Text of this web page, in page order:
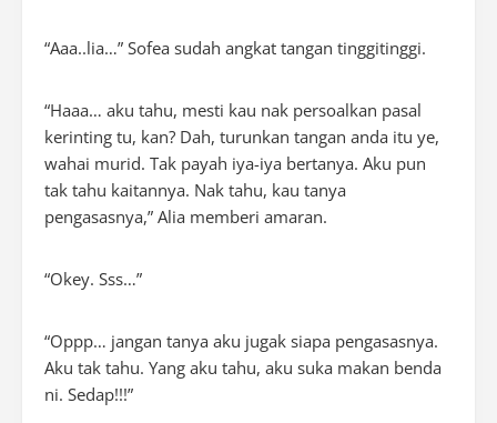
“Aaa..lia…” Sofea sudah angkat tangan tinggitinggi.
“Haaa… aku tahu, mesti kau nak persoalkan pasal
kerinting tu, kan? Dah, turunkan tangan anda itu ye,
wahai murid. Tak payah iya-iya bertanya. Aku pun
tak tahu kaitannya. Nak tahu, kau tanya
pengasasnya,” Alia memberi amaran.
“Okey. Sss…”
“Oppp… jangan tanya aku jugak siapa pengasasnya.
Aku tak tahu. Yang aku tahu, aku suka makan benda
ni. Sedap!!!”